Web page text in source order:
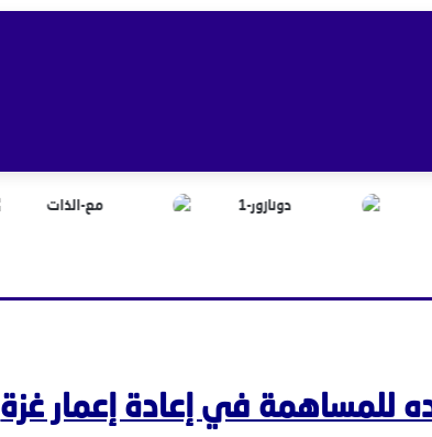
للمساهمة في إعادة إعمار غزة